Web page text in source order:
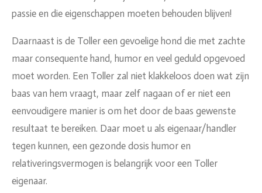
passie en die eigenschappen moeten behouden blijven!
Daarnaast is de Toller een gevoelige hond die met zachte
maar consequente hand, humor en veel geduld opgevoed
moet worden. Een Toller zal niet klakkeloos doen wat zijn
baas van hem vraagt, maar zelf nagaan of er niet een
eenvoudigere manier is om het door de baas gewenste
resultaat te bereiken. Daar moet u als eigenaar/handler
tegen kunnen, een gezonde dosis humor en
relativeringsvermogen is belangrijk voor een Toller
eigenaar.